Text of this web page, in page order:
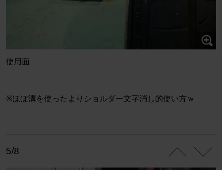
使用面
※ほぼ溝を使ったよりショルダー文字消し的使い方ｗ
5/8